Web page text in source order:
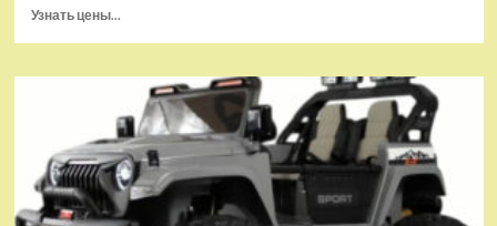
Узнать цены...
Детский
электромобиль
RiverToys
Mercedes-
AMG
G63
(G222GG)
черный